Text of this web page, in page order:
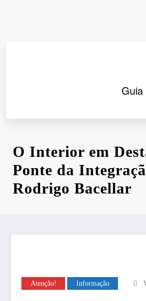
Guia
O Interior em
Ponte da
Rodrigo Bacellar
Atenção! Informação